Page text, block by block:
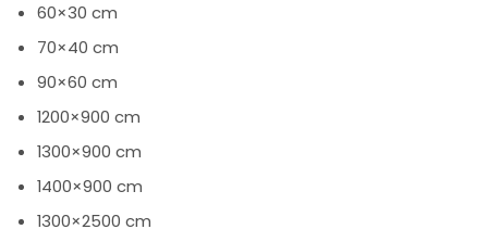
60×30 cm
70×40 cm
90×60 cm
1200×900 cm
1300×900 cm
1400×900 cm
1300×2500 cm